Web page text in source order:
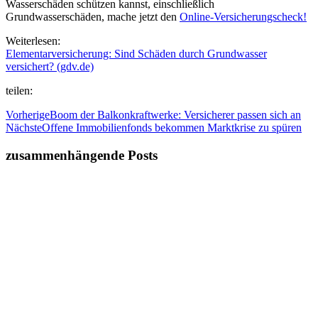
Wasserschäden schützen kannst, einschließlich
Grundwasserschäden, mache jetzt den Online-Versicherungscheck!
Weiterlesen:
Elementarversicherung: Sind Schäden durch Grundwasser
versichert? (gdv.de)
teilen:
VorherigeBoom der Balkonkraftwerke: Versicherer passen sich an
NächsteOffene Immobilienfonds bekommen Marktkrise zu spüren
zusammenhängende Posts